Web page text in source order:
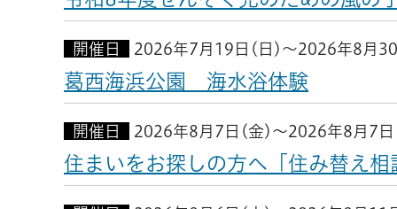
開催日 2026年7月19日(日)～2026年8月
葛西海浜公園 海水浴体験
開催日 2026年8月7日(金)～2026年8月7
住まいをお探しの方へ「住み替え